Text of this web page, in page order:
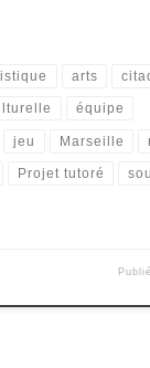
arts
équipe
jeu Marseille
Projet tutoré